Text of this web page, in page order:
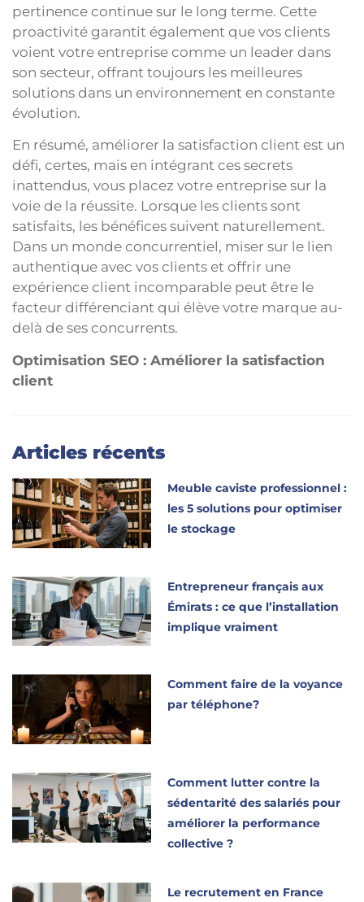
pertinence continue sur le long terme. Cette
proactivité garantit également que vos clients
voient votre entreprise comme un leader dans
son secteur, offrant toujours les meilleures
solutions dans un environnement en constante
évolution.
En résumé, améliorer la satisfaction client est un
défi, certes, mais en intégrant ces secrets
inattendus, vous placez votre entreprise sur la
voie de la réussite. Lorsque les clients sont
satisfaits, les bénéfices suivent naturellement.
Dans un monde concurrentiel, miser sur le lien
authentique avec vos clients et offrir une
expérience client incomparable peut être le
facteur différenciant qui élève votre marque au-
delà de ses concurrents.
Optimisation SEO : Améliorer la satisfaction
client
Articles récents
Meuble caviste professionnel :
les 5 solutions pour optimiser
le stockage
Entrepreneur français aux
Émirats : ce que l’installation
implique vraiment
Comment faire de la voyance
par téléphone?
Comment lutter contre la
sédentarité des salariés pour
améliorer la performance
collective ?
Le recrutement en France